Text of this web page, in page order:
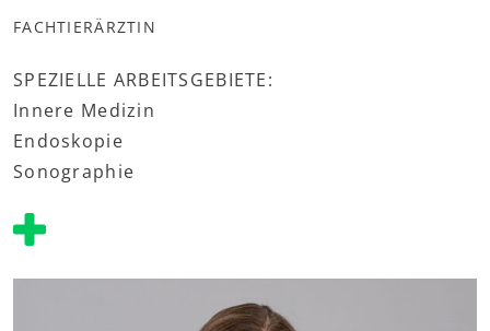
FACHTIERÄRZTIN
SPEZIELLE ARBEITSGEBIETE:
Innere Medizin
Endoskopie
Sonographie